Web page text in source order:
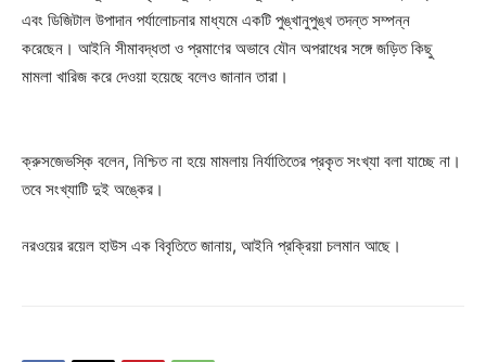
এবং ডিজিটাল উপাদান পর্যালোচনার মাধ্যমে একটি পুঙ্খানুপুঙ্খ তদন্ত সম্পন্ন
করেছেন। আইনি সীমাবদ্ধতা ও প্রমাণের অভাবে যৌন অপরাধের সঙ্গে জড়িত কিছু
মামলা খারিজ করে দেওয়া হয়েছে বলেও জানান তারা।
ক্রুসজেভস্কি বলেন, নিশ্চিত না হয়ে মামলায় নির্যাতিতের প্রকৃত সংখ্যা বলা যাচ্ছে না।
তবে সংখ্যাটি দুই অঙ্কের।
নরওয়ের রয়েল হাউস এক বিবৃতিতে জানায়, আইনি প্রক্রিয়া চলমান আছে।